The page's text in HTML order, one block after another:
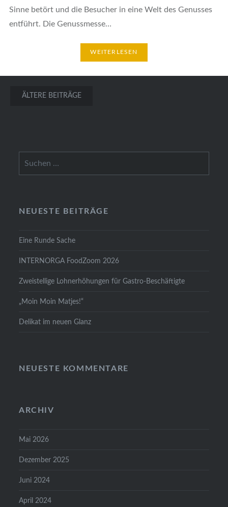
Sinne betört und die Besucher in eine Welt des Genusses
entführt. Die Genussmesse…
WEITERLESEN
Beitragsnavigation
ÄLTERE BEITRÄGE
NEUESTE BEITRÄGE
Eine Runde Sache
INTERNORGA FoodZoom 2026
Zweistellige Lohnerhöhungen für Gastro-Beschäftigte
„Moin Moin Matjes!“
Delikat im neuen Glanz
NEUESTE KOMMENTARE
ARCHIV
Mai 2026
Dezember 2025
Juni 2024
April 2024